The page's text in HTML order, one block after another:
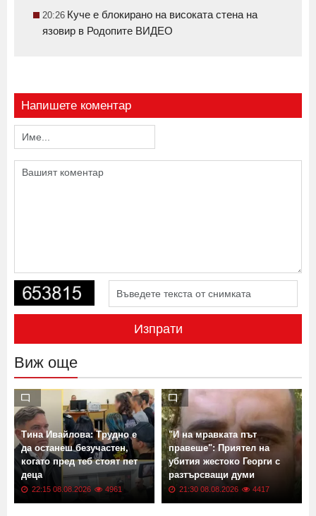
20:26 Куче е блокирано на високата стена на
язовир в Родопите ВИДЕО
Напишете коментар
Изпрати
Виж още
Тина Ивайлова: Трудно е
да останеш безучастен,
когато пред теб стоят пет
деца
22:15 08.08.2026 4961
"И на мравката път
правеше": Приятел на
убития жестоко Георги с
разтърсващи думи
21:30 08.08.2026 4417